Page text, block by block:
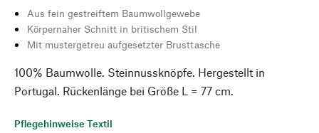
Aus fein gestreiftem Baumwollgewebe
Körpernaher Schnitt in britischem Stil
Mit mustergetreu aufgesetzter Brusttasche
100% Baumwolle. Steinnussknöpfe. Hergestellt in
Portugal. Rückenlänge bei Größe L = 77 cm.
Pflegehinweise Textil